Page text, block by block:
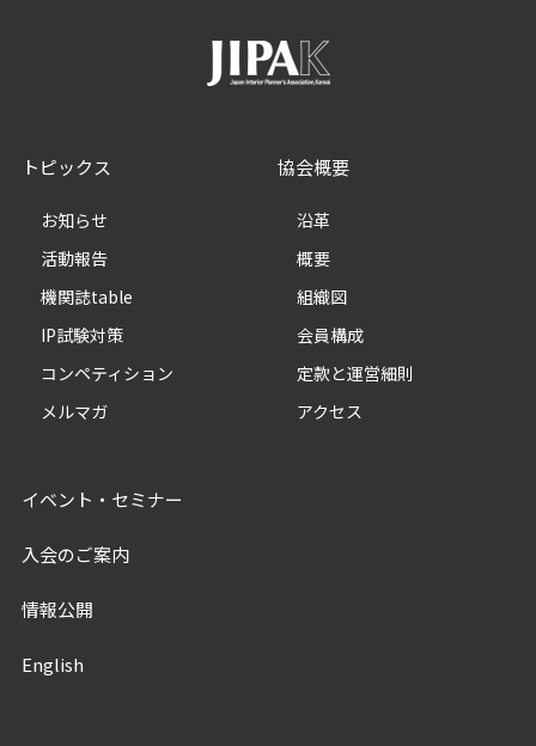
トピックス
お知らせ
活動報告
機関誌table
IP試験対策
コンペティション
メルマガ
協会概要
沿革
概要
組織図
会員構成
定款と運営細則
アクセス
イベント・セミナー
入会のご案内
情報公開
English